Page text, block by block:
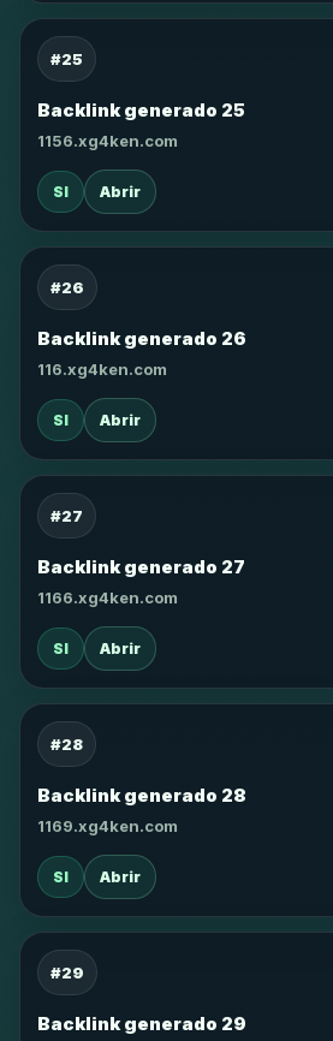
#25
Backlink generado 25
1156.xg4ken.com
SI Abrir
#26
Backlink generado 26
116.xg4ken.com
SI Abrir
#27
Backlink generado 27
1166.xg4ken.com
SI Abrir
#28
Backlink generado 28
1169.xg4ken.com
SI Abrir
#29
Backlink generado 29